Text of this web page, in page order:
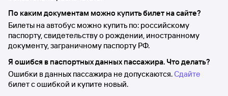
По каким документам можно купить билет на сайте?
Билеты на автобус можно купить по: российскому
паспорту, свидетельству о рождении, иностранному
документу, заграничному паспорту РФ.
Я ошибся в паспортных данных пассажира. Что делать?
Ошибки в данных пассажира не допускаются.Сдайте
билет с ошибкой и купите новый.